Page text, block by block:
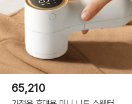
65,210